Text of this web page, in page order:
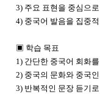
3) 주요 표현을 중심으
4) 중국어 발음을 집중
▣ 학습 목표
1) 간단한 중국어 회화
2) 중국의 문화와 중국
3) 반복적인 문장 듣기